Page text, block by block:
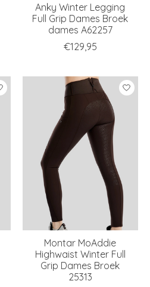
Anky Winter Legging
Full Grip Dames Broek
dames A62257
€129,95
Montar MoAddie
Highwaist Winter Full
Grip Dames Broek
25313